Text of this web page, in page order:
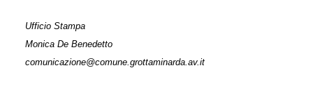
Ufficio Stampa
Monica De Benedetto
comunicazione@comune.grottaminarda.av.it